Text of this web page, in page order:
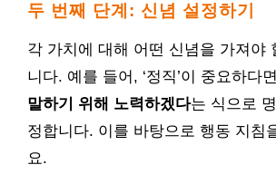
두 번째 단계: 신념 설정하기
각 가치에 대해 어떤 신념을 가져야
니다. 예를 들어, ‘정직’이 중요하다면
말하기 위해 노력하겠다는 식으로
정합니다. 이를 바탕으로 행동 지침
요.